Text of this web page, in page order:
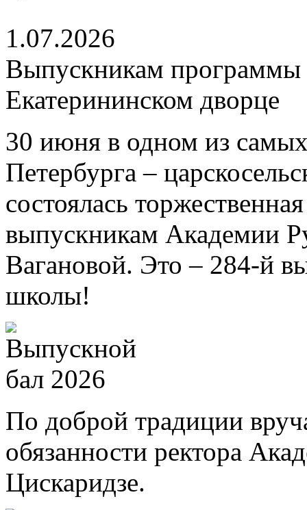
1.07.2026
Выпускникам
Екатерининском дворце
30 июня в одном из
Петербурга –
состоялась
выпускникам Академии
Вагановой. Это – 284-й
школы!
По доброй традиции
обязанности ректора
Цискаридзе.